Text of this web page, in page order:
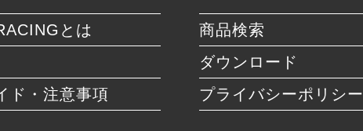
とは
商品検索
ダウンロード
ド・注意事項 プライバシーポリシー